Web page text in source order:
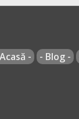
- - Blog -